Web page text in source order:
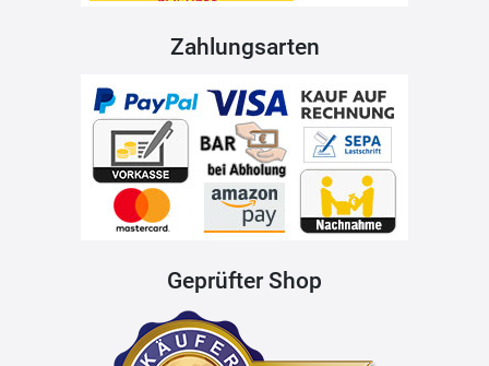
Zahlungsarten
Geprüfter Shop